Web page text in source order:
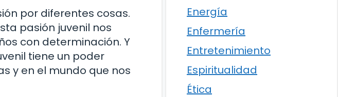
por diferentes cosas.
pasión juvenil nos
con determinación. Y
tiene un poder
y en el mundo que nos
Energía
Enfermería
Entretenimiento
Espiritualidad
Ética